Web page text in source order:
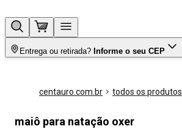
Entrega ou retirada? Informe o seu CEP
centauro.com.br todos os produtos
maiô para natação oxer